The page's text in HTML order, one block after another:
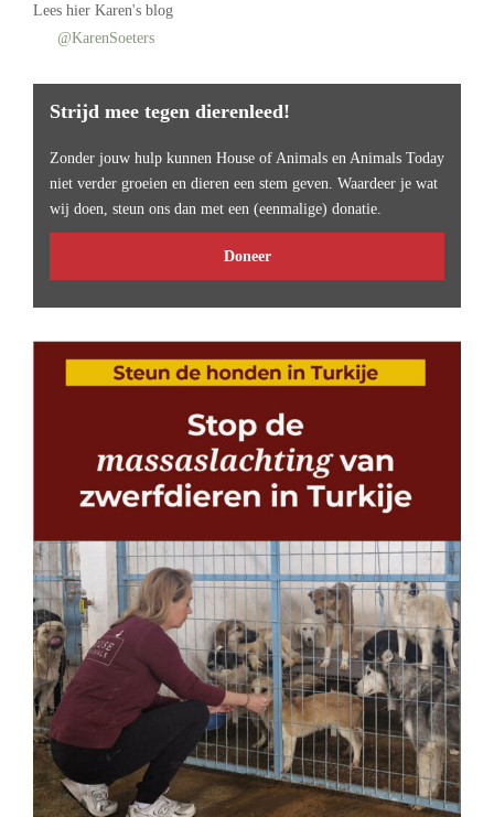
Lees hier Karen's blog
@KarenSoeters
Strijd mee tegen dierenleed!
Zonder jouw hulp kunnen House of Animals en Animals Today
niet verder groeien en dieren een stem geven. Waardeer je wat
wij doen, steun ons dan met een (eenmalige) donatie.
Doneer